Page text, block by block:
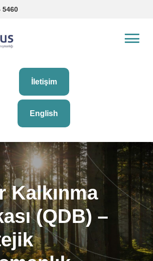
5460
İletişim
English
Kalkınma
(QDB) –